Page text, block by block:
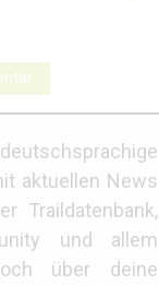
aktuellen News
Traildatenbank,
und allem
über deine